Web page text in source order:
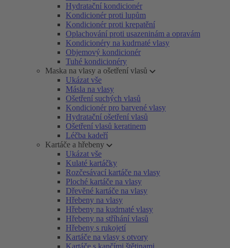
Hydratační kondicionér
Kondicionér proti lupům
Kondicionér proti krepatění
Oplachování proti usazeninám a opravám
Kondicionéry na kudrnaté vlasy
Objemový kondicionér
Tuhé kondicionéry
Maska na vlasy a ošetření vlasů
Ukázat vše
Másla na vlasy
Ošetření suchých vlasů
Kondicionér pro barvené vlasy
Hydratační ošetření vlasů
Ošetření vlasů keratinem
Léčba kadeří
Kartáče a hřebeny
Ukázat vše
Kulaté kartáčky
Rozčesávací kartáče na vlasy
Ploché kartáče na vlasy
Dřevěné kartáče na vlasy
Hřebeny na vlasy
Hřebeny na kudrnaté vlasy
Hřebeny na stříhání vlasů
Hřebeny s rukojetí
Kartáče na vlasy s otvory
Kartáče s kančími štětinami